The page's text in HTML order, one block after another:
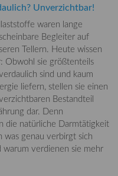
Unverzichtbar!
waren lange
Begleiter auf
Tellern. Heute wissen
Obwohl sie größtenteils
sind und kaum
liefern, stellen sie einen
Bestandteil
dar. Denn
die natürliche Darmtätigkeit
was genau verbirgt sich
verdienen sie mehr